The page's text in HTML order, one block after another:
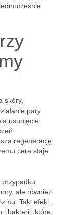
skóry,
pary
usunięcie
regenerację
cera staje
przypadku
ale również
Taki efekt
i bakterii, które